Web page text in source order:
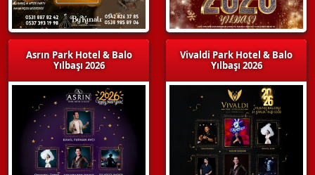
Asrın Park Hotel & Balo
Yılbaşı 2026
Vivaldi Park Hotel & Balo
Yılbaşı 2026